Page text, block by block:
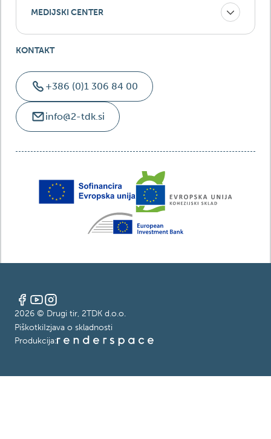
MEDIJSKI CENTER
KONTAKT
+386 (0)1 306 84 00
info@2-tdk.si
2026 © Drugi tir, 2TDK d.o.o.
PiškotkiIzjava o skladnosti
Produkcija: